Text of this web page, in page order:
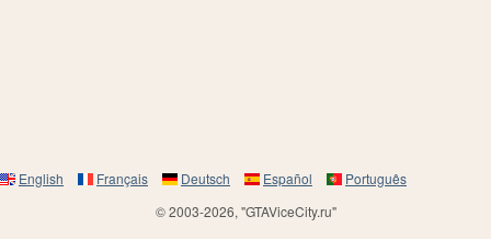
English Français Deutsch Español
Português
© 2003-2026, "GTAViceCity.ru"